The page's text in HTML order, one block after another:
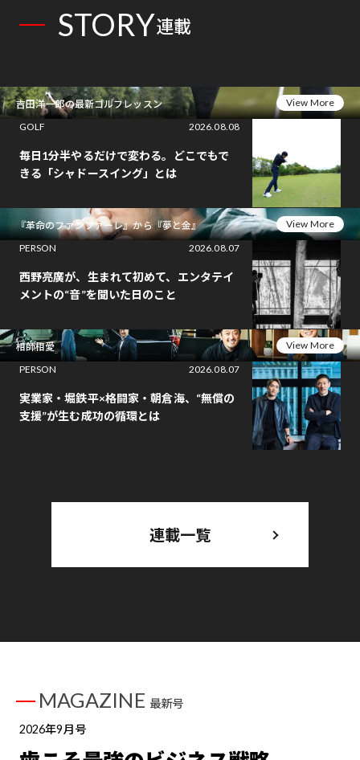
STORY連載
吉田洋一郎の最新ゴルフレッスン
View More
GOLF
2026.08.08
毎日1分半やるだけで変わる。どこでもで
きる「シャドースイング」とは
『革命のファンファーレ』から『夢と金』
View More
PERSON
2026.08.07
西野亮廣が、生まれて初めて、エンタテイ
メントの“音”を聞いた日のこと
相師相愛
View More
PERSON
2026.08.07
実業家・堀鉄平×格闘家・朝倉海、“無償の
支援”が生む成功の循環とは
連載一覧
MAGAZINE 最新号
2026年9月号